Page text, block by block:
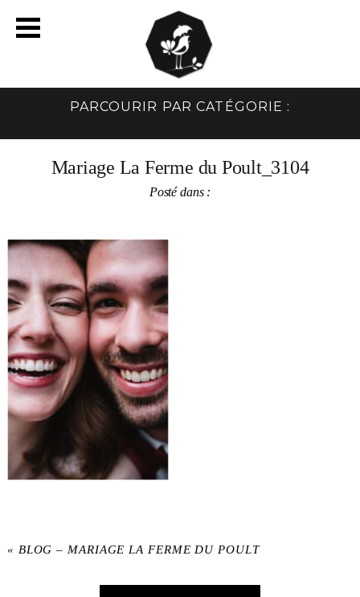
PARCOURIR PAR CATÉGORIE :
Mariage La Ferme du Poult_3104
Posté dans :
« BLOG – MARIAGE LA FERME DU POULT